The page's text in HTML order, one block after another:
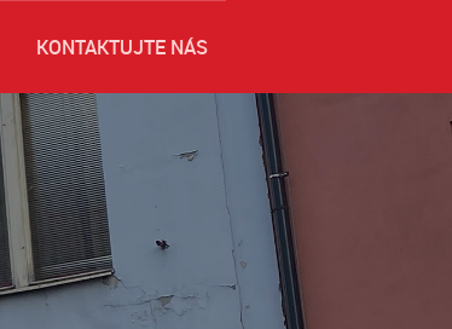
KONTAKTUJTE NÁS